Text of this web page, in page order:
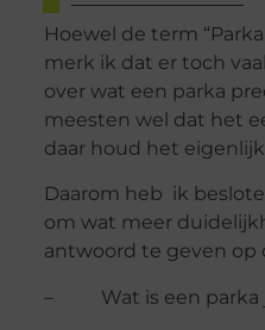
Hoewel de term
merk ik dat er toch
over wat een parka
meesten wel dat het
daar houd het
Daarom heb ik
om wat meer
antwoord te geven op
– Wat is een parka